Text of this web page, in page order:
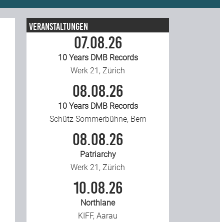
Veranstaltungen
07.08.26
10 Years DMB Records
Werk 21, Zürich
08.08.26
10 Years DMB Records
Schütz Sommerbühne, Bern
08.08.26
Patriarchy
Werk 21, Zürich
10.08.26
Northlane
KIFF, Aarau